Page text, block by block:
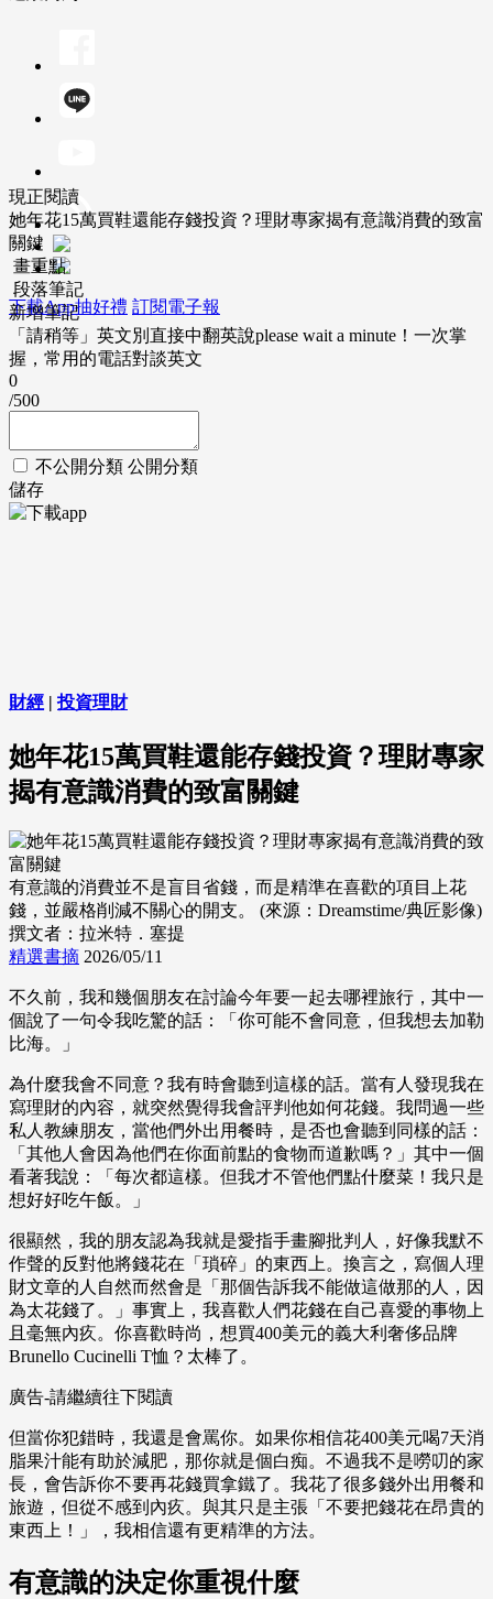
下載App抽好禮 訂閱電子報
現正閱讀
她年花15萬買鞋還能存錢投資？理財專家揭有意識消費的致富
關鍵
畫重點
段落筆記
新增筆記
「請稍等」英文別直接中翻英說please wait a minute！一次掌
握，常用的電話對談英文
0
/500
不公開分類 公開分類
儲存
財經 | 投資理財
她年花15萬買鞋還能存錢投資？理財專家
揭有意識消費的致富關鍵
有意識的消費並不是盲目省錢，而是精準在喜歡的項目上花
錢，並嚴格削減不關心的開支。 (來源：Dreamstime/典匠影像)
撰文者：拉米特．塞提
精選書摘 2026/05/11
不久前，我和幾個朋友在討論今年要一起去哪裡旅行，其中一
個說了一句令我吃驚的話：「你可能不會同意，但我想去加勒
比海。」
為什麼我會不同意？我有時會聽到這樣的話。當有人發現我在
寫理財的內容，就突然覺得我會評判他如何花錢。我問過一些
私人教練朋友，當他們外出用餐時，是否也會聽到同樣的話：
「其他人會因為他們在你面前點的食物而道歉嗎？」其中一個
看著我說：「每次都這樣。但我才不管他們點什麼菜！我只是
想好好吃午飯。」
很顯然，我的朋友認為我就是愛指手畫腳批判人，好像我默不
作聲的反對他將錢花在「瑣碎」的東西上。換言之，寫個人理
財文章的人自然而然會是「那個告訴我不能做這做那的人，因
為太花錢了。」事實上，我喜歡人們花錢在自己喜愛的事物上
且毫無內疚。你喜歡時尚，想買400美元的義大利奢侈品牌
Brunello Cucinelli T恤？太棒了。
廣告-請繼續往下閱讀
但當你犯錯時，我還是會罵你。如果你相信花400美元喝7天消
脂果汁能有助於減肥，那你就是個白痴。不過我不是嘮叨的家
長，會告訴你不要再花錢買拿鐵了。我花了很多錢外出用餐和
旅遊，但從不感到內疚。與其只是主張「不要把錢花在昂貴的
東西上！」，我相信還有更精準的方法。
有意識的決定你重視什麼